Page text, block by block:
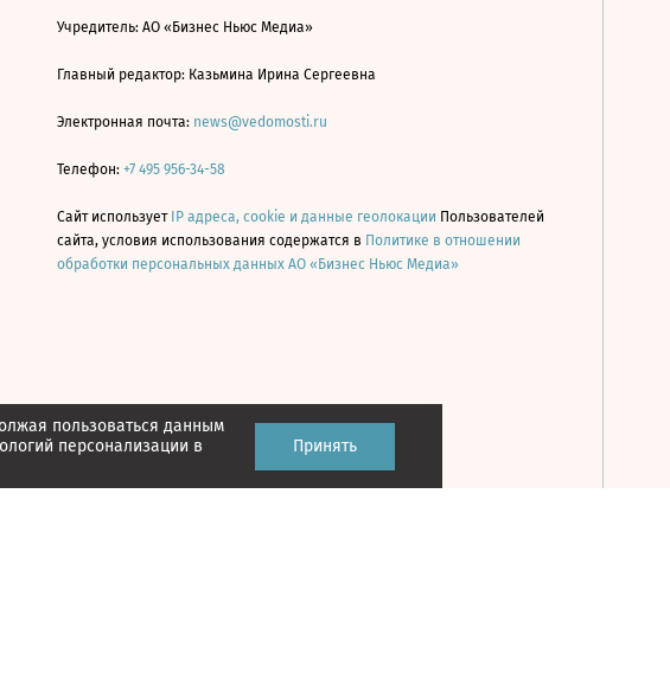
пользоваться данным
персонализации в
Принять
Учредитель: АО «Бизнес Ньюс Медиа»
Главный редактор: Казьмина Ирина Сергеевна
Электронная почта: news@vedomosti.ru
Телефон: +7 495 956-34-58
Сайт использует IP адреса, cookie и данные геолокации Пользователей
сайта, условия использования содержатся в Политике в отношении
обработки персональных данных АО «Бизнес Ньюс Медиа»